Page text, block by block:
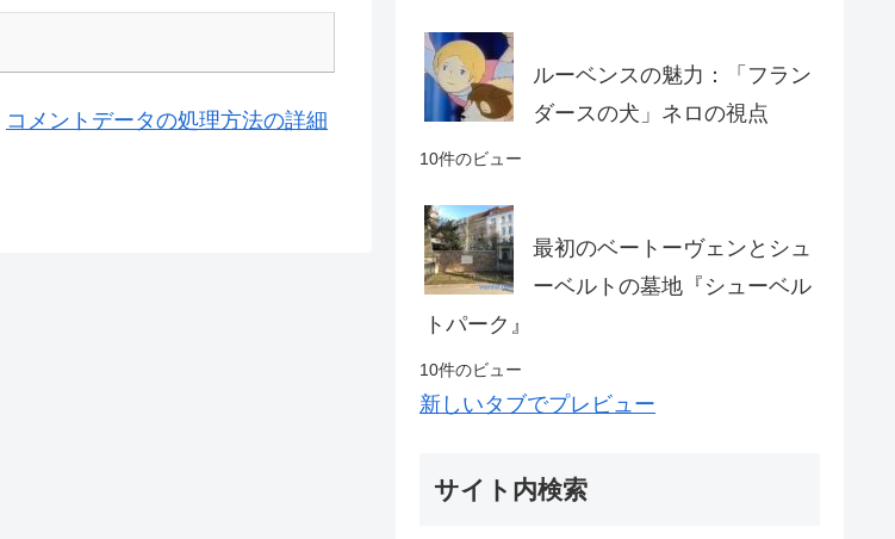
コメントデータの処理方法の詳細
ルーベンスの魅力：「フラン
ダースの犬」ネロの視点
10件のビュー
最初のベートーヴェンとシュ
ーベルトの墓地『シューベル
トパーク』
10件のビュー
新しいタブでプレビュー
サイト内検索